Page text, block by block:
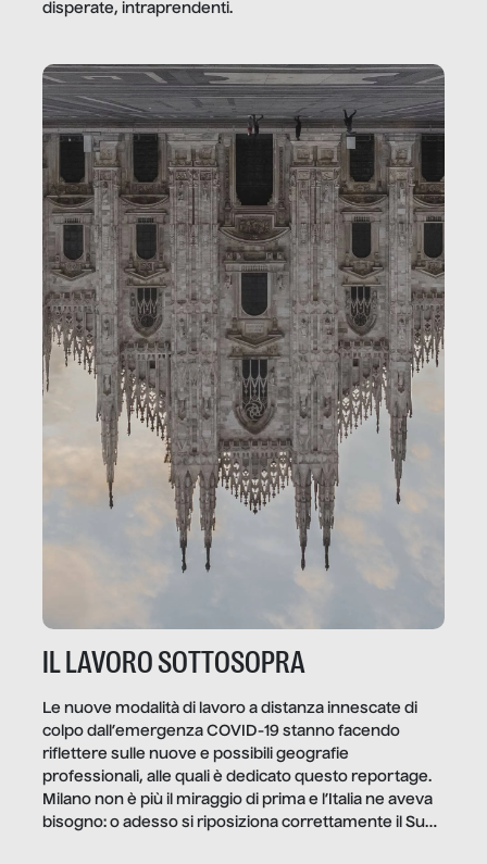
disperate, intraprendenti.
IL LAVORO SOTTOSOPRA
Le nuove modalità di lavoro a distanza innescate di
colpo dall’emergenza COVID-19 stanno facendo
riflettere sulle nuove e possibili geografie
professionali, alle quali è dedicato questo reportage.
Milano non è più il miraggio di prima e l’Italia ne aveva
bisogno: o adesso si riposiziona correttamente il Sud